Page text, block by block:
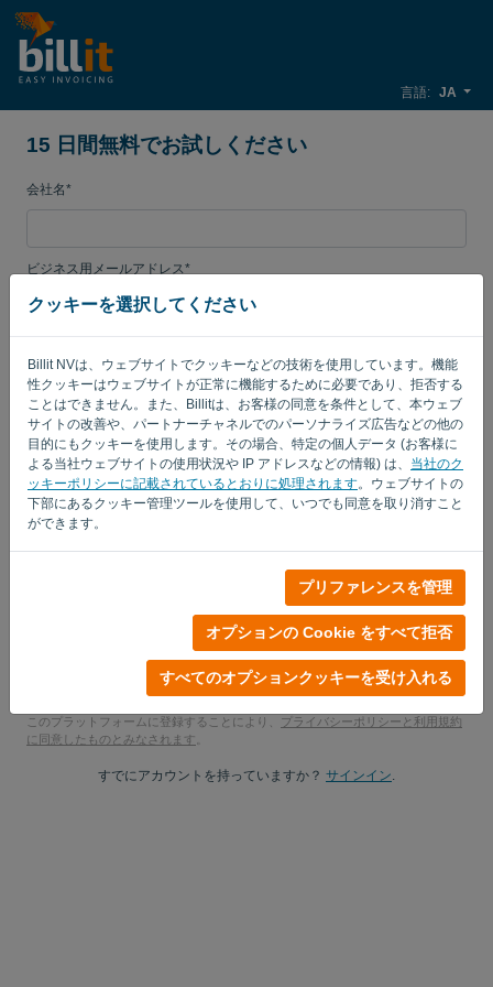
クッキーを選択してください
Billit NVは、ウェブサイトでクッキーなどの技術を使用しています。機能
性クッキーはウェブサイトが正常に機能するために必要であり、拒否する
ことはできません。また、Billitは、お客様の同意を条件として、本ウェブ
サイトの改善や、パートナーチャネルでのパーソナライズ広告などの他の
目的にもクッキーを使用します。その場合、特定の個人データ (お客様に
よる当社ウェブサイトの使用状況や IP アドレスなどの情報) は、 当社のク
ッキーポリシーに記載されているとおりに処理されます。ウェブサイトの
下部にあるクッキー管理ツールを使用して、いつでも同意を取り消すこと
ができます。
プリファレンスを管理
オプションの Cookie をすべて拒否
すべてのオプションクッキーを受け入れる
言語: JA
15 日間無料でお試しください
会社名*
ビジネス用メールアドレス*
カントリー
はい、彼は私の製品アップデートを学ぶかもしれません。.
無料トライアルを始める
紐は付いていません！100% コミットメントフリー
あなたのデータは 100% 安全です
このプラットフォームに登録することにより、 プライバシーポリシーと利用規約
に同意したものとみなされます
すでにアカウントを持っていますか？ サインイン.